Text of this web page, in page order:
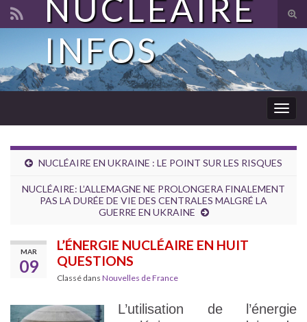
Search for:
NUCLÉAIRE
INFOS
NUCLÉAIRE EN UKRAINE : LE POINT SUR LES RISQUES
NUCLÉAIRE: L’ALLEMAGNE NE PROLONGERA FINALEMENT
PAS LA DURÉE DE VIE DES CENTRALES MALGRÉ LA
GUERRE EN UKRAINE
MAR
09
L’ÉNERGIE NUCLÉAIRE EN HUIT
QUESTIONS
Classé dans Nouvelles de France
L’utilisation de l’énergie